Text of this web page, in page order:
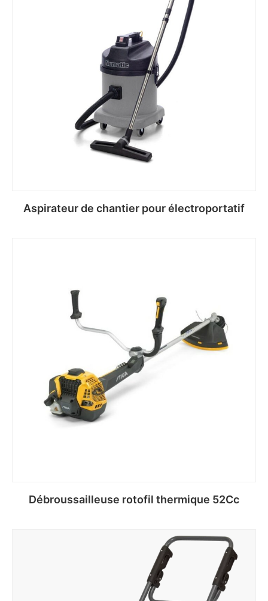
Aspirateur de chantier pour électroportatif
Débroussailleuse rotofil thermique 52Cc